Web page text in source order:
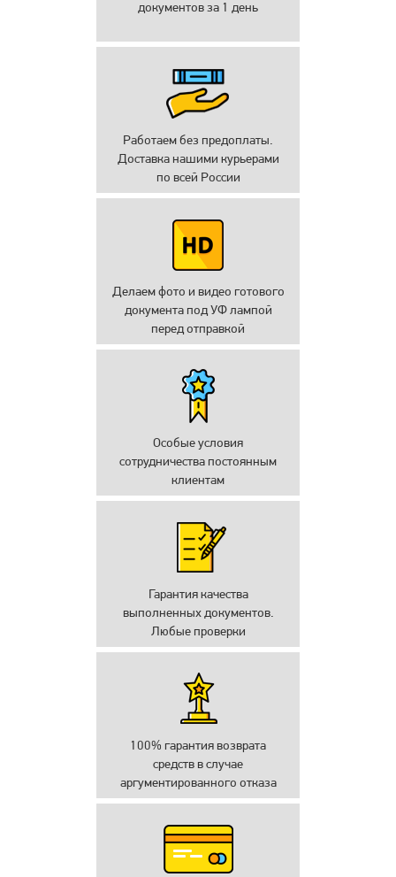
документов за 1 день
Работаем без предоплаты.
Доставка нашими курьерами
по всей России
Делаем фото и видео готового
документа под УФ лампой
перед отправкой
Особые условия
сотрудничества постоянным
клиентам
Гарантия качества
выполненных документов.
Любые проверки
100% гарантия возврата
средств в случае
аргументированного отказа